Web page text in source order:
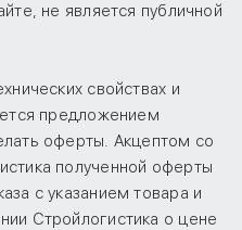
не является публичной
свойствах и
предложением
оферты. Акцептом со
полученной оферты
с указанием товара и
Стройлогистика о цене